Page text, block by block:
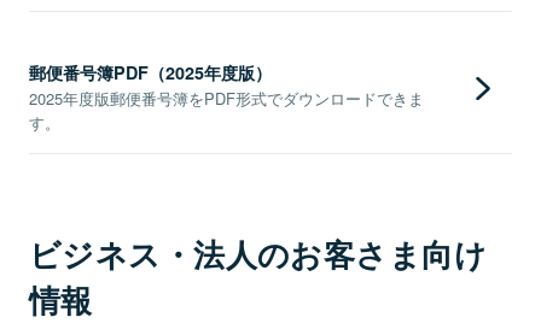
郵便番号簿PDF（2025年度版）
2025年度版郵便番号簿をPDF形式でダウンロードできま
す。
ビジネス・法人のお客さま向け
情報